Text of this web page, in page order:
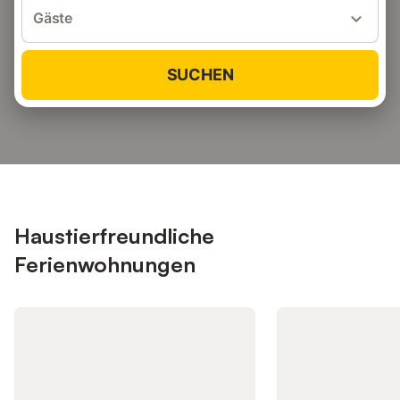
Gäste
SUCHEN
Haustierfreundliche
Ferienwohnungen